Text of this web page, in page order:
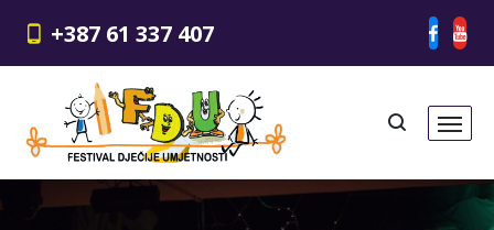
+387 61 337 407